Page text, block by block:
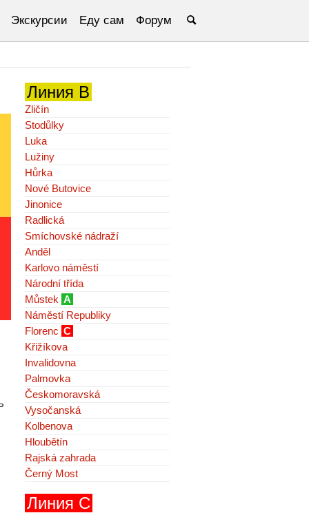
Экскурсии Еду сам Форум
Линия B
Zličín
Stodůlky
Luka
Lužiny
Hůrka
Nové Butovice
Jinonice
Radlická
Smíchovské nádraží
Anděl
Karlovo náměstí
Národní třída
Můstek A
Náměstí Republiky
Florenc C
Křižíkova
Invalidovna
Palmovka
Českomoravská
Vysočanská
Kolbenova
Hloubětín
Rajská zahrada
Černý Most
Линия C